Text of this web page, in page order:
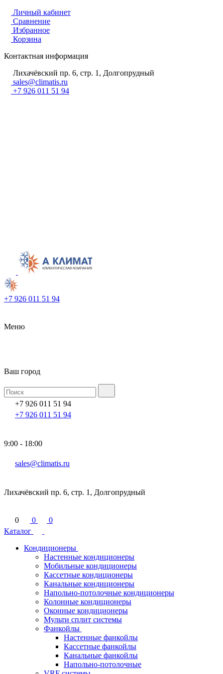
Личный кабинет
Сравнение
Избранное
Корзина
Контактная информация
Лихачёвский пр. 6, стр. 1, Долгопрудный
sales@climatis.ru
+7 926 011 51 94
+7 926 011 51 94
Меню
Ваш город
+7 926 011 51 94
+7 926 011 51 94
9:00 - 18:00
sales@climatis.ru
Лихачёвский пр. 6, стр. 1, Долгопрудный
0 0
0
Каталог
Кондиционеры
Настенные кондиционеры
Мобильные кондиционеры
Кассетные кондиционеры
Канальные кондиционеры
Напольно-потолочные кондиционеры
Колонные кондиционеры
Оконные кондиционеры
Мульти сплит системы
Фанкойлы
Настенные фанкойлы
Кассетные фанкойлы
Канальные фанкойлы
Напольно-потолочные